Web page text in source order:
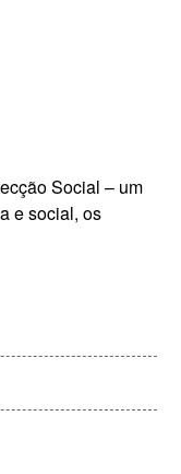
Social – um
e social, os